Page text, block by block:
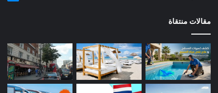
مقالات منتقاة